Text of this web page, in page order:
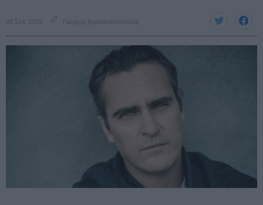
20 Σεπ 2019 Γιώργος Κρασσακόπουλος